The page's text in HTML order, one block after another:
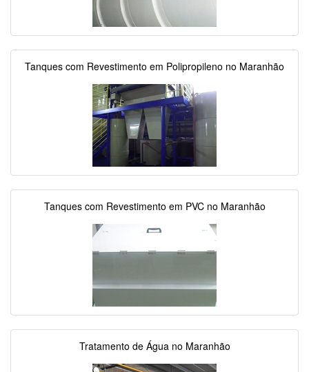
Tanques com Revestimento em Polipropileno no Maranhão
Tanques com Revestimento em PVC no Maranhão
Tratamento de Água no Maranhão